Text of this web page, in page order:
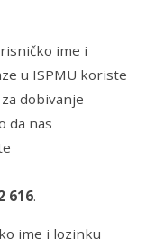
ime i
u ISPMU koriste
dobivanje
da nas
616.
ime i lozinku